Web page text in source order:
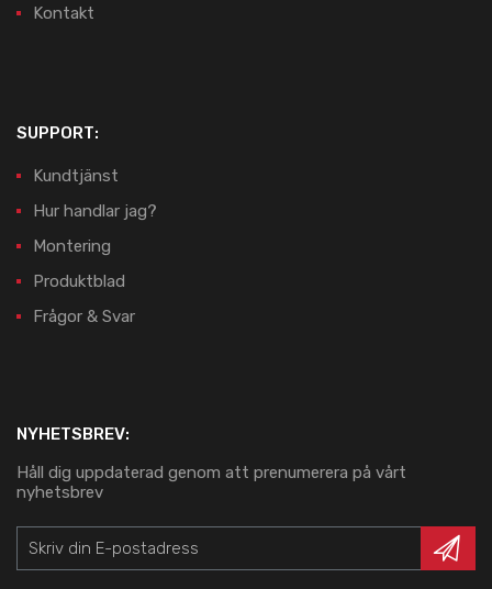
Kontakt
SUPPORT:
Kundtjänst
Hur handlar jag?
Montering
Produktblad
Frågor & Svar
NYHETSBREV:
Håll dig uppdaterad genom att prenumerera på vårt
nyhetsbrev